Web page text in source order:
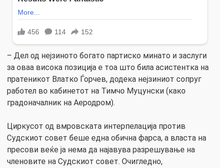
– Дел од нејзиното богато партиско минато и заслуги
за оваа висока позиција е тоа што била асистентка на
пратеникот Влатко Ѓорчев, додека нејзиниот сопруг
работел во кабинетот на Тимчо Муцунски (како
градоначалник на Аеродром).
Циркусот од вмровската интерпелација против
Судскиот совет беше една обична фарса, а власта на
пресови веќе ја нема да најавува разрешување на
членовите на Судскиот совет. Очигледно,